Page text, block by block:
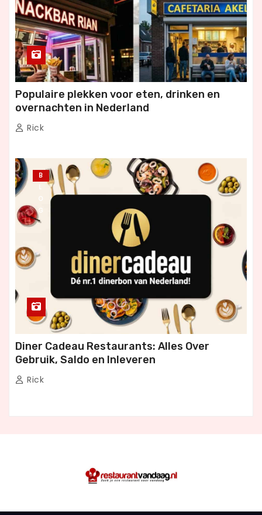
Populaire plekken voor eten, drinken en
overnachten in Nederland
Rick
B
L
O
G
Diner Cadeau Restaurants: Alles Over
Gebruik, Saldo en Inleveren
Rick